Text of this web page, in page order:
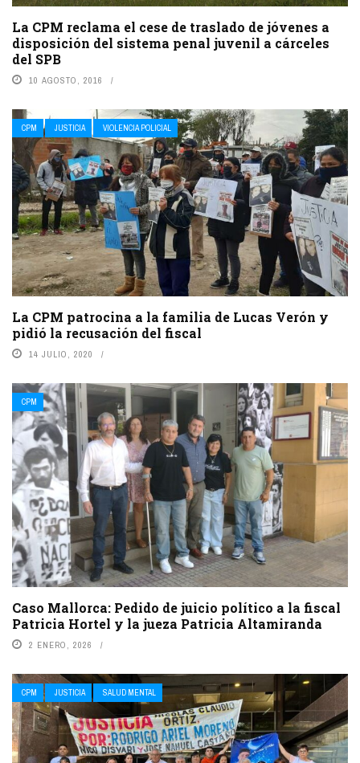
La CPM reclama el cese de traslado de jóvenes a
disposición del sistema penal juvenil a cárceles
del SPB
10 AGOSTO, 2016
CPM JUSTICIA VIOLENCIA POLICIAL
La CPM patrocina a la familia de Lucas Verón y
pidió la recusación del fiscal
14 JULIO, 2020
CPM
Caso Mallorca: Pedido de juicio político a la fiscal
Patricia Hortel y la jueza Patricia Altamiranda
2 ENERO, 2026
CPM JUSTICIA SALUD MENTAL